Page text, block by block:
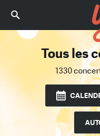
Tous les
1330
Trouvez
Parmi 14414